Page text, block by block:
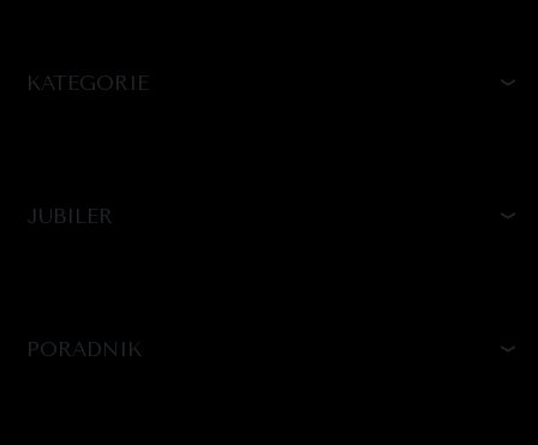
KATEGORIE
JUBILER
PORADNIK